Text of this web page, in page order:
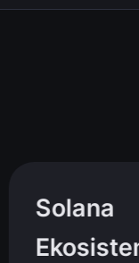
Solana
Ekosistemi